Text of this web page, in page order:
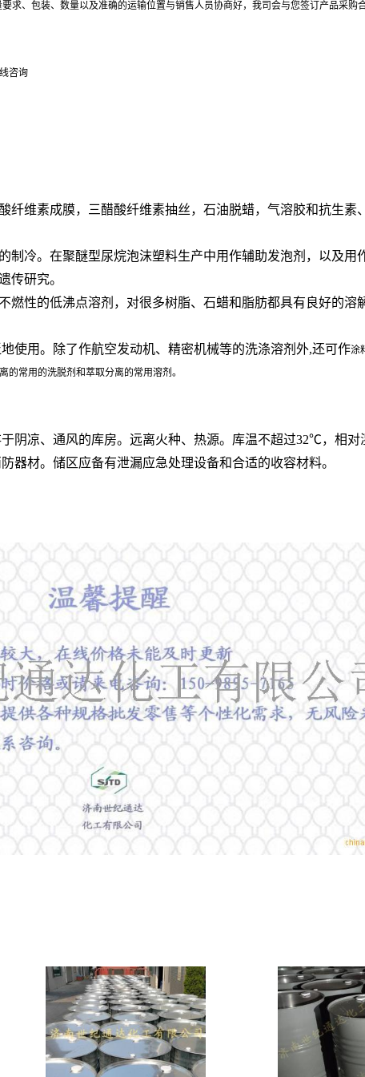
求、包装、数量以及准确的运输位置与销售人员协商好，我司会与您签订产品采购
咨询
纤维素成膜， 三醋酸纤维素抽丝，石油脱蜡， 气溶胶和抗生素
制冷。在聚醚型尿烷泡沫塑料生产中用作辅助发泡剂，以及用
传研究。
燃性的低沸点溶剂，对很多树脂、石蜡和脂肪都具有良好的溶
使用。除了作航空发动机、精密机械等的洗涤溶剂外,还可作涂
的常用的洗脱剂和萃取分离的常用溶剂。
阴凉、通风的库房。远离火种、热源。库温不超过32℃，相
器材。储区应备有泄漏应急处理设备和合适的收容材料。